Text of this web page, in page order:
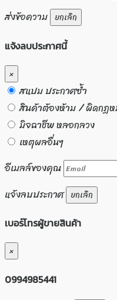
ส่งข้อความ ยกเลิก
แจ้งลบประกาศนี้
×
สแปม ประกาศซ้ำ
สินค้าต้องห้าม / ผิดกฏ
มิจฉาชีพ หลอกลวง
เหตุผลอื่นๆ
อีเมลล์ของคุณ
แจ้งลบประกาศ ยกเลิก
เบอร์โทรผู้ขายสินค้า
×
0994985441